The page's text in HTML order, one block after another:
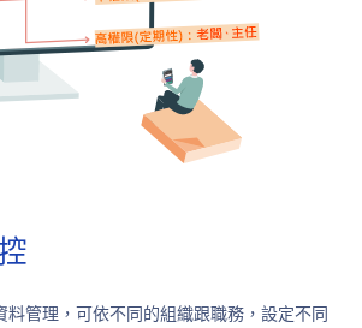
料管理，可依不同的組織跟職務，設定不同